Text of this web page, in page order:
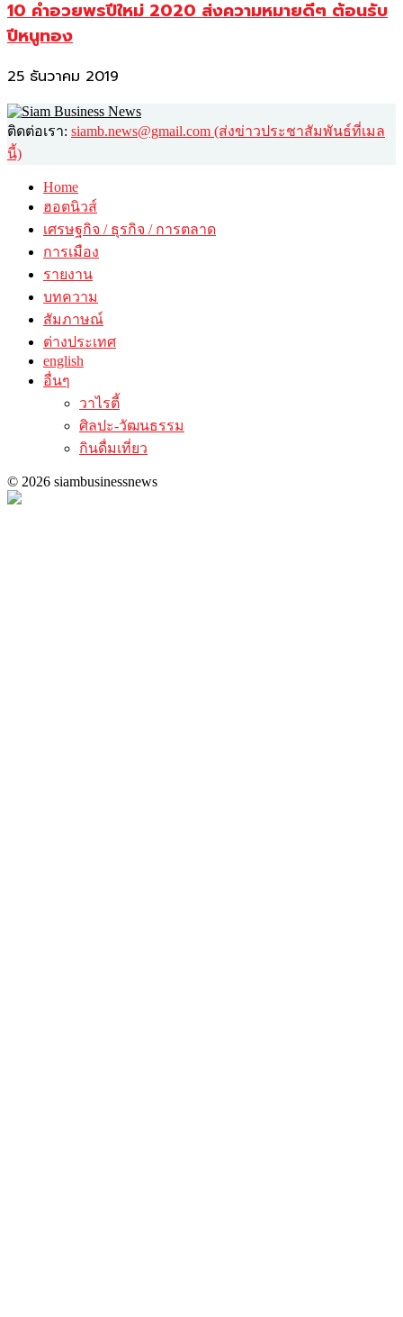
10 คำอวยพรปีใหม่ 2020 ส่งความหมายดีๆ ต้อนรับ
ปีหนูทอง
25 ธันวาคม 2019
ติดต่อเรา: siamb.news@gmail.com (ส่งข่าวประชาสัมพันธ์ที่เมล
นี้)
Home
ฮอตนิวส์
เศรษฐกิจ / ธุรกิจ / การตลาด
การเมือง
รายงาน
บทความ
สัมภาษณ์
ต่างประเทศ
english
อื่นๆ
วาไรตี้
ศิลปะ-วัฒนธรรม
กินดื่มเที่ยว
© 2026 siambusinessnews